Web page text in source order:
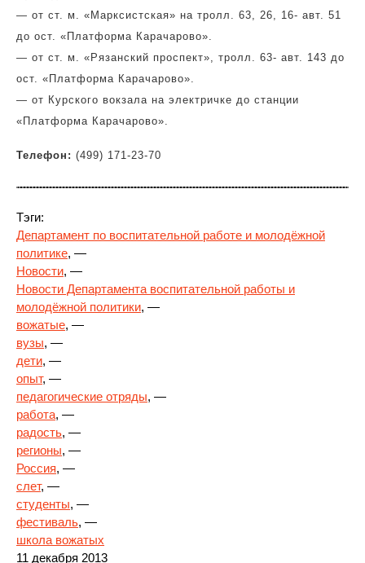
— от ст. м. «Марксистская» на тролл. 63, 26, 16- авт. 51
до ост. «Платформа Карачарово».
— от ст. м. «Рязанский проспект», тролл. 63- авт. 143 до
ост. «Платформа Карачарово».
— от Курского вокзала на электричке до станции
«Платформа Карачарово».
Телефон: (499) 171-23-70
Тэги:
Департамент по воспитательной работе и молодёжной
политике, —
Новости, —
Новости Департамента воспитательной работы и
молодёжной политики, —
вожатые, —
вузы, —
дети, —
опыт, —
педагогические отряды, —
работа, —
радость, —
регионы, —
Россия, —
слет, —
студенты, —
фестиваль, —
школа вожатых
11 декабря 2013